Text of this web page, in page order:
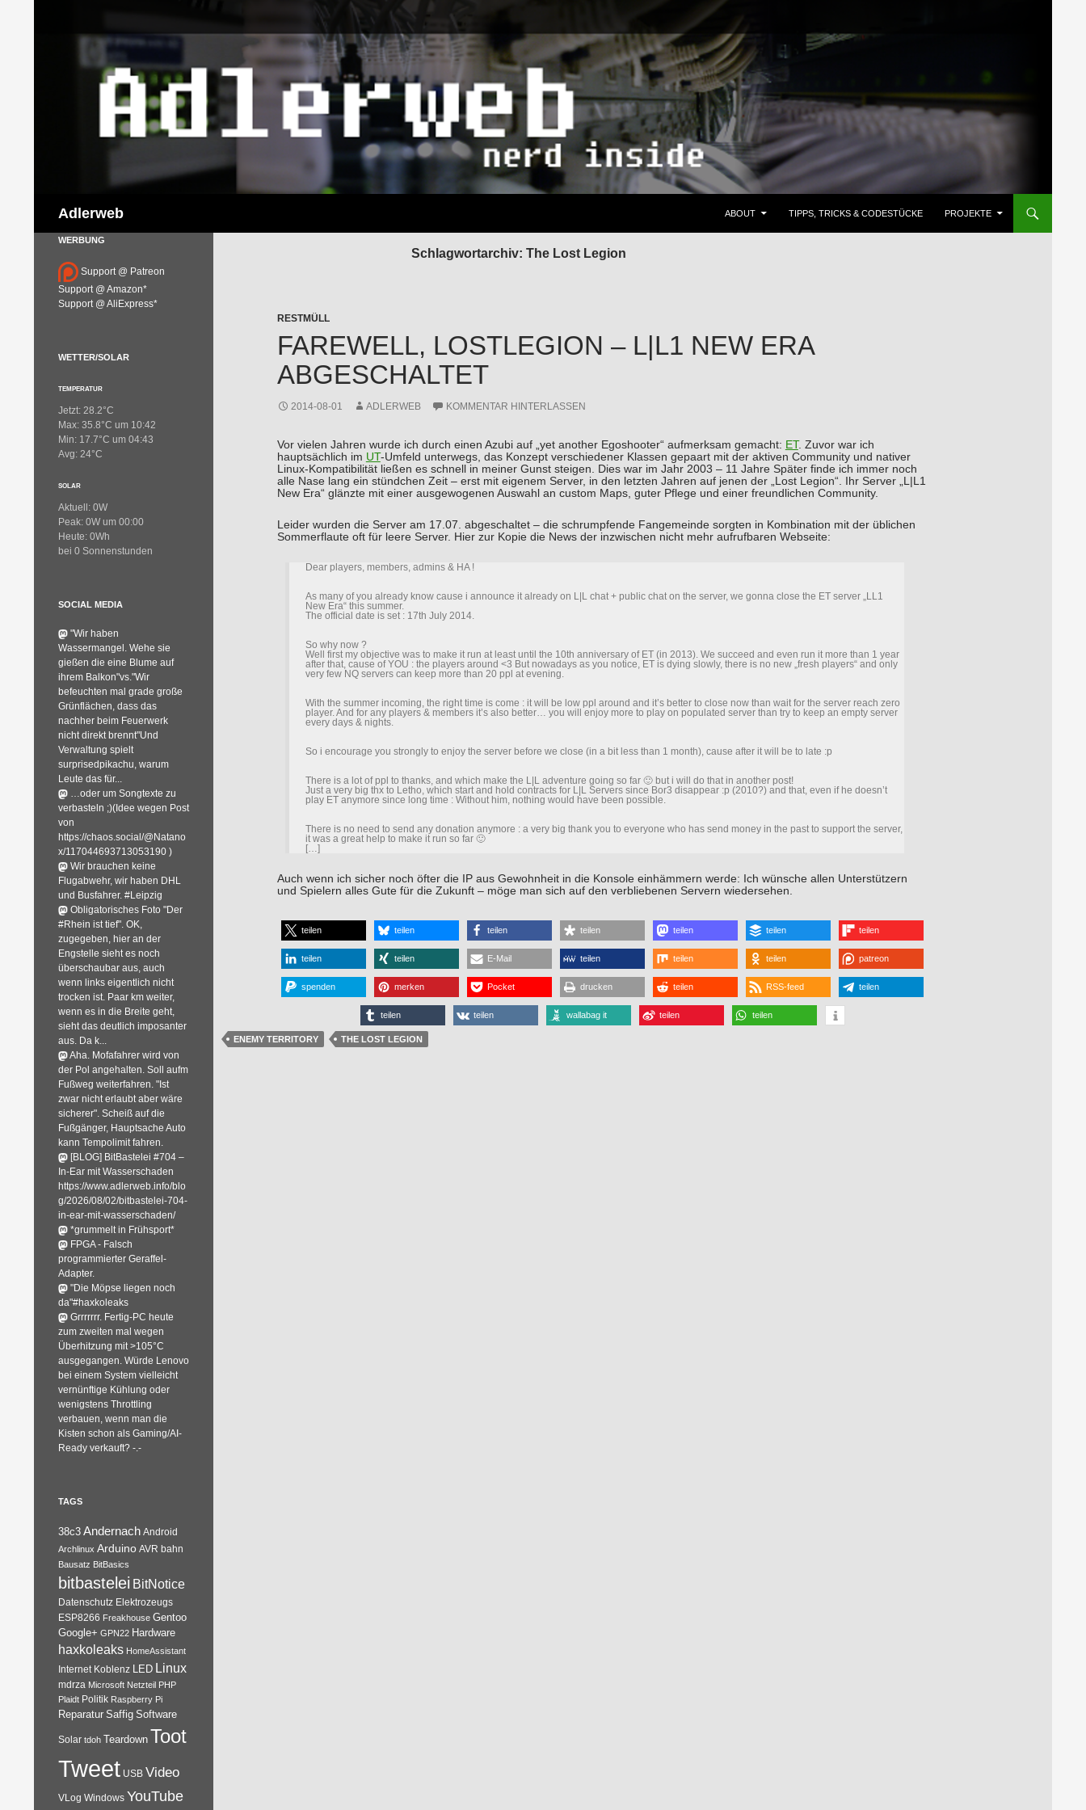
Adlerweb
ABOUT
TIPPS, TRICKS & CODESTÜCKE PROJEKTE
Schlagwortarchiv: The Lost Legion
RESTMÜLL
FAREWELL, LOSTLEGION – L|L1 NEW ERA
ABGESCHALTET
2014-08-01 ADLERWEB KOMMENTAR HINTERLASSEN
Vor vielen Jahren wurde ich durch einen Azubi auf „yet another Egoshooter“ aufmerksam gemacht: ET. Zuvor war ich
hauptsächlich im UT-Umfeld unterwegs, das Konzept verschiedener Klassen gepaart mit der aktiven Community und nativer
Linux-Kompatibilität ließen es schnell in meiner Gunst steigen. Dies war im Jahr 2003 – 11 Jahre Später finde ich immer noch
alle Nase lang ein stündchen Zeit – erst mit eigenem Server, in den letzten Jahren auf jenen der „Lost Legion“. Ihr Server „L|L1
New Era“ glänzte mit einer ausgewogenen Auswahl an custom Maps, guter Pflege und einer freundlichen Community.
Leider wurden die Server am 17.07. abgeschaltet – die schrumpfende Fangemeinde sorgten in Kombination mit der üblichen
Sommerflaute oft für leere Server. Hier zur Kopie die News der inzwischen nicht mehr aufrufbaren Webseite:
Dear players, members, admins & HA !
As many of you already know cause i announce it already on L|L chat + public chat on the server, we gonna close the ET server „LL1
New Era“ this summer.
The official date is set : 17th July 2014.
So why now ?
Well first my objective was to make it run at least until the 10th anniversary of ET (in 2013). We succeed and even run it more than 1 year
after that, cause of YOU : the players around <3 But nowadays as you notice, ET is dying slowly, there is no new „fresh players“ and only
very few NQ servers can keep more than 20 ppl at evening.
With the summer incoming, the right time is come : it will be low ppl around and it’s better to close now than wait for the server reach zero
player. And for any players & members it’s also better… you will enjoy more to play on populated server than try to keep an empty server
every days & nights.
So i encourage you strongly to enjoy the server before we close (in a bit less than 1 month), cause after it will be to late :p
There is a lot of ppl to thanks, and which make the L|L adventure going so far 🙂 but i will do that in another post!
Just a very big thx to Letho, which start and hold contracts for L|L Servers since Bor3 disappear :p (2010?) and that, even if he doesn’t
play ET anymore since long time : Without him, nothing would have been possible.
There is no need to send any donation anymore : a very big thank you to everyone who has send money in the past to support the server,
it was a great help to make it run so far 🙂
[…]
Auch wenn ich sicher noch öfter die IP aus Gewohnheit in die Konsole einhämmern werde: Ich wünsche allen Unterstützern
und Spielern alles Gute für die Zukunft – möge man sich auf den verbliebenen Servern wiedersehen.
teilen teilen teilen teilen teilen teilen teilen
teilen teilen E-Mail teilen teilen teilen patreon
spenden merken Pocket drucken teilen RSS-feed teilen
teilen teilen wallabag it teilen teilen
ENEMY TERRITORY THE LOST LEGION
WERBUNG
Support @ Patreon
Support @ Amazon*
Support @ AliExpress*
WETTER/SOLAR
TEMPERATUR
Jetzt: 28.2°C
Max: 35.8°C um 10:42
Min: 17.7°C um 04:43
Avg: 24°C
SOLAR
Aktuell: 0W
Peak: 0W um 00:00
Heute: 0Wh
bei 0 Sonnenstunden
SOCIAL MEDIA
"Wir haben
Wassermangel. Wehe sie
gießen die eine Blume auf
ihrem Balkon"vs."Wir
befeuchten mal grade große
Grünflächen, dass das
nachher beim Feuerwerk
nicht direkt brennt"Und
Verwaltung spielt
surprisedpikachu, warum
Leute das für...
…oder um Songtexte zu
verbasteln ;)(Idee wegen Post
von
https://chaos.social/@Natano
x/117044693713053190 )
Wir brauchen keine
Flugabwehr, wir haben DHL
und Busfahrer. #Leipzig
Obligatorisches Foto "Der
#Rhein ist tief". OK,
zugegeben, hier an der
Engstelle sieht es noch
überschaubar aus, auch
wenn links eigentlich nicht
trocken ist. Paar km weiter,
wenn es in die Breite geht,
sieht das deutlich imposanter
aus. Da k...
Aha. Mofafahrer wird von
der Pol angehalten. Soll aufm
Fußweg weiterfahren. "Ist
zwar nicht erlaubt aber wäre
sicherer". Scheiß auf die
Fußgänger, Hauptsache Auto
kann Tempolimit fahren.
[BLOG] BitBastelei #704 –
In-Ear mit Wasserschaden
https://www.adlerweb.info/blo
g/2026/08/02/bitbastelei-704-
in-ear-mit-wasserschaden/
*grummelt in Frühsport*
FPGA - Falsch
programmierter Geraffel-
Adapter.
"Die Möpse liegen noch
da"#haxkoleaks
Grrrrrrr. Fertig-PC heute
zum zweiten mal wegen
Überhitzung mit >105°C
ausgegangen. Würde Lenovo
bei einem System vielleicht
vernünftige Kühlung oder
wenigstens Throttling
verbauen, wenn man die
Kisten schon als Gaming/AI-
Ready verkauft? -.-
TAGS
38c3 Andernach Android
Archlinux Arduino AVR bahn
Bausatz BitBasics
bitbastelei BitNotice
Datenschutz Elektrozeugs
ESP8266 Freakhouse Gentoo
Google+ GPN22 Hardware
haxkoleaks HomeAssistant
Internet Koblenz LED Linux
mdrza Microsoft Netzteil PHP
Plaidt Politik Raspberry Pi
Reparatur Saffig Software
Solar tdoh Teardown Toot
Tweet USB Video
VLog Windows YouTube